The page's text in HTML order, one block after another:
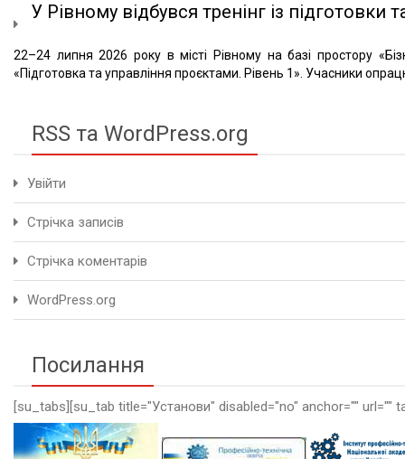
У Рівному відбувся тренінг із підготовки
22–24 липня 2026 року в місті Рівному на базі простору
«Підготовка та управління проєктами. Рівень 1». Учасники
RSS та WordPress.org
Увійти
Стрічка записів
Стрічка коментарів
WordPress.org
Посилання
[su_tabs][su_tab title="Установи" disabled="no" anchor=""